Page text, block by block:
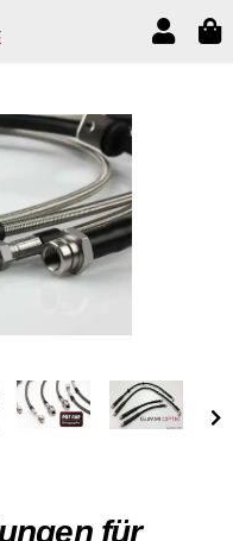
für